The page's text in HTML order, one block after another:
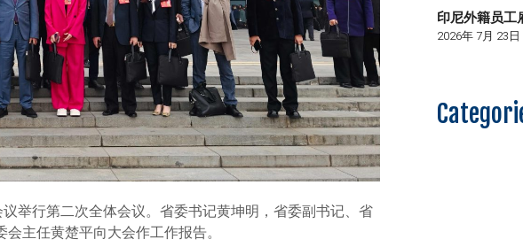
举行第二次全体会议。省委书记黄坤明，省委副书记、省
主任黄楚平向大会作工作报告。
印尼外籍员工
2026年 7月 23日